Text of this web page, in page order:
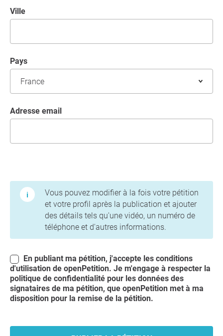
Ville
Pays
Adresse email
Vous pouvez modifier à la fois votre pétition
et votre profil après la publication et ajouter
des détails tels qu'une vidéo, un numéro de
téléphone et d'autres informations.
d'utilisation de openPetition. Je m'engage à respecter la
politique de confidentialité pour les données des
signataires de ma pétition, que openPetition met à ma
disposition pour la remise de la pétition.